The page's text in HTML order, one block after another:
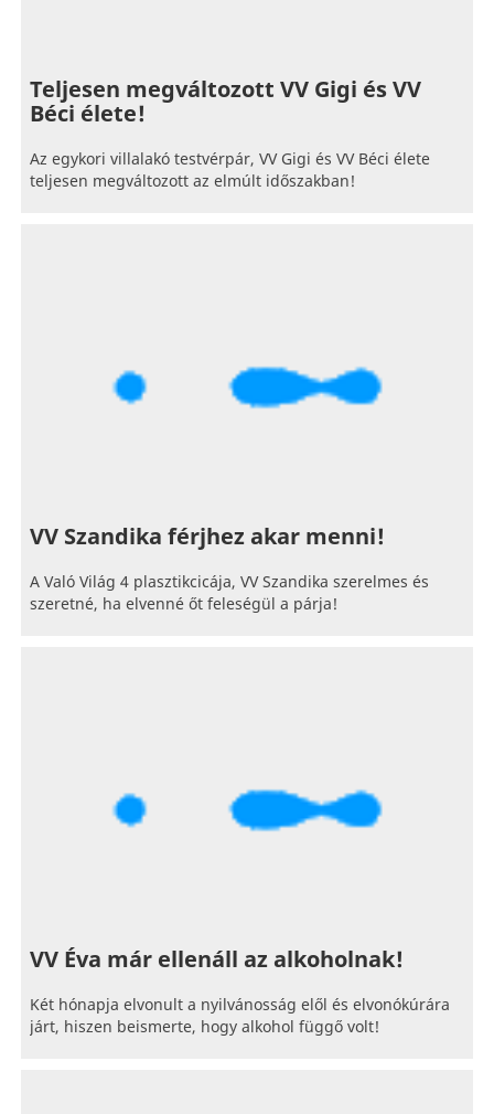
Teljesen megváltozott VV Gigi és VV
Béci élete!
Az egykori villalakó testvérpár, VV Gigi és VV Béci élete
teljesen megváltozott az elmúlt időszakban!
VV Szandika férjhez akar menni!
A Való Világ 4 plasztikcicája, VV Szandika szerelmes és
szeretné, ha elvenné őt feleségül a párja!
VV Éva már ellenáll az alkoholnak!
Két hónapja elvonult a nyilvánosság elől és elvonókúrára
járt, hiszen beismerte, hogy alkohol függő volt!